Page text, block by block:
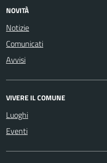
NOVITÀ
Notizie
Comunicati
Avvisi
VIVERE IL COMUNE
Luoghi
Eventi